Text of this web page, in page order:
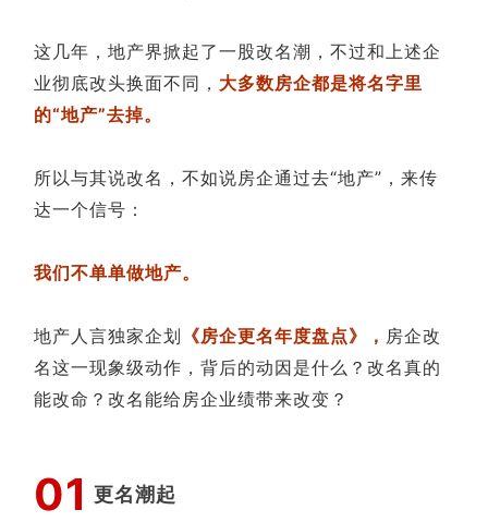
关于投稿
广告投放
联系我们
这几年，地产界掀起了一股改名潮，不过和上述企
业彻底改头换面不同， 大多数房企都是将名字里
的“地产”去掉。
所以与其说改名，不如说房企通过去“地产”，来传
达一个信号：
我们不单单做地产。
地产人言独家企划 《房企更名年度盘点》， 房企改
名这一现象级动作，背后的动因是什么？改名真的
能改命？改名能给房企业绩带来改变？
01 更名潮起